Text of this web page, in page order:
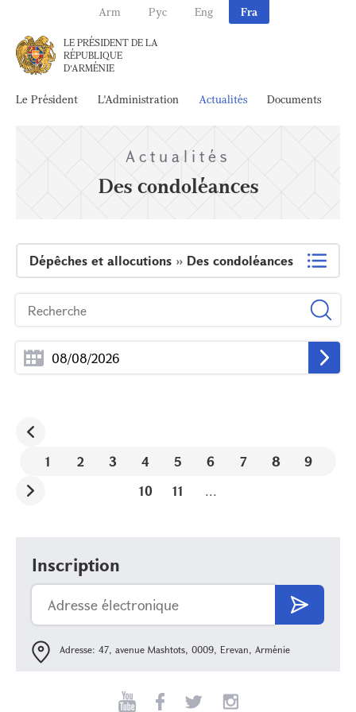
Arm Рус Eng Fra
LE PRÉSIDENT DE LA
RÉPUBLIQUE
D'ARMÉNIE
Le Président L'Administration Actualités Documents
Actualités
Des condoléances
Dépêches et allocutions » Des condoléances
1 2 3 4 5 6 7 8
9
10
11 ...
Inscription
Adresse: 47, avenue Mashtots, 0009, Erevan, Arménie